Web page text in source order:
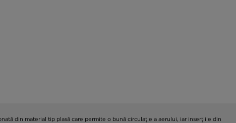
din material tip plasă care permite o bună circulație a aerului, iar inserțiile din